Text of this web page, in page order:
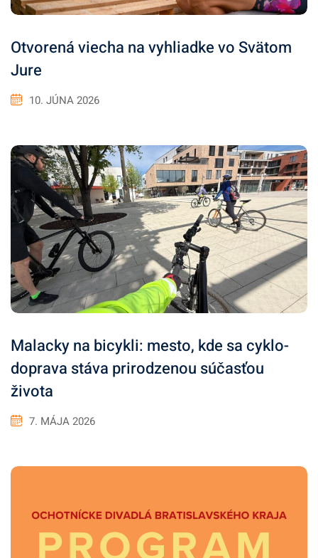
Otvorená viecha na vyhliadke vo Svätom
Jure
10. JÚNA 2026
Malacky na bicykli: mesto, kde sa cyklo-
doprava stáva prirodzenou súčasťou
života
7. MÁJA 2026